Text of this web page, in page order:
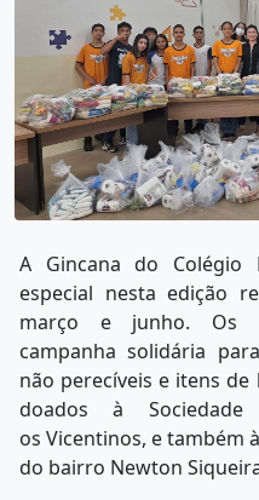
A Gincana do Colégio
especial nesta edição
março e junho. Os
campanha solidária
não perecíveis e itens
doados à
os Vicentinos, e também
do bairro Newton